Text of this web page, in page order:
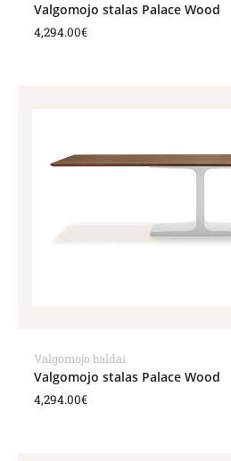
Valgomojo stalas Palace Wood
4,294.00€
Valgomojo baldai
Valgomojo stalas Palace Wood
4,294.00€